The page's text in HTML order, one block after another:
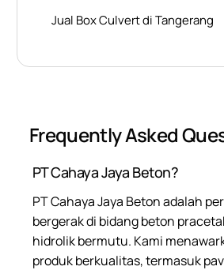
Jual Box Culvert di Tangerang
Frequently Asked
PT Cahaya Jaya Beton?
PT Cahaya Jaya Beton adalah
bergerak di bidang beton
hidrolik bermutu. Kami
produk berkualitas, termasuk